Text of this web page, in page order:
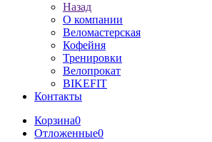
Назад
О компании
Веломастерская
Кофейня
Тренировки
Велопрокат
BIKEFIT
Контакты
Корзина0
Отложенные0